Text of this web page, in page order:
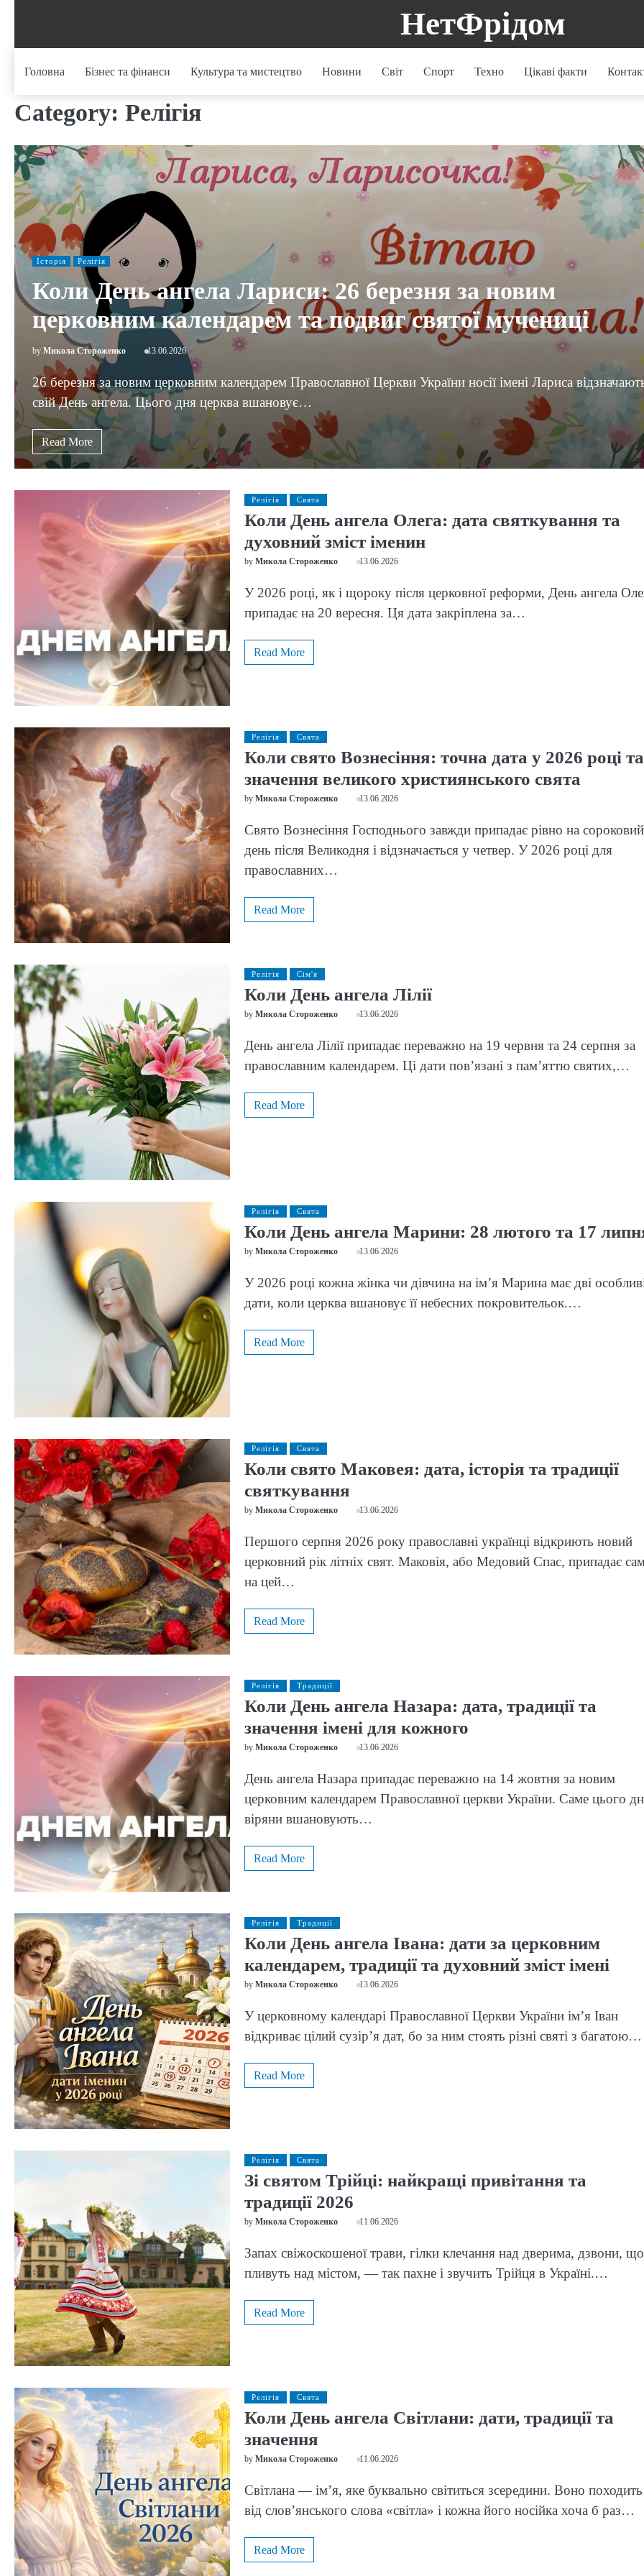
НетФрідом
Головна Бізнес та фінанси Культура та мистецтво Новини Світ Спорт Техно Цікаві факти
Category: Релігія
Історія Релігія
Коли День ангела Лариси: 26 березня за новим
церковним календарем та подвиг святої мучениці
by Микола Стороженко 13.06.2026
26 березня за новим церковним календарем Православної Церкви України носії імені Лариса
свій День ангела. Цього дня церква вшановує…
Read More
Релігія Свята
Коли День ангела Олега: дата святкування та
духовний зміст іменин
by Микола Стороженко 13.06.2026
У 2026 році, як і щороку після церковної реформи, День ангела
припадає на 20 вересня. Ця дата закріплена за…
Read More
Релігія Свята
Коли свято Вознесіння: точна дата у 2026 році та
значення великого християнського свята
by Микола Стороженко 13.06.2026
Свято Вознесіння Господнього завжди припадає рівно на сороковий
день після Великодня і відзначається у четвер. У 2026 році для
православних…
Read More
Релігія Сім'я
Коли День ангела Лілії
by Микола Стороженко 13.06.2026
День ангела Лілії припадає переважно на 19 червня та 24 серпня за
православним календарем. Ці дати пов’язані з пам’яттю святих,…
Read More
Релігія Свята
Коли День ангела Марини: 28 лютого та 17
by Микола Стороженко 13.06.2026
У 2026 році кожна жінка чи дівчина на ім’я Марина має дві
дати, коли церква вшановує її небесних покровительок.…
Read More
Релігія Свята
Коли свято Маковея: дата, історія та традиції
святкування
by Микола Стороженко 13.06.2026
Першого серпня 2026 року православні українці відкриють новий
церковний рік літніх свят. Маковія, або Медовий Спас, припадає
на цей…
Read More
Релігія Традиції
Коли День ангела Назара: дата, традиції та
значення імені для кожного
by Микола Стороженко 13.06.2026
День ангела Назара припадає переважно на 14 жовтня за новим
церковним календарем Православної церкви України. Саме цього
віряни вшановують…
Read More
Релігія Традиції
Коли День ангела Івана: дати за церковним
календарем, традиції та духовний зміст імені
by Микола Стороженко 13.06.2026
У церковному календарі Православної Церкви України ім’я Іван
відкриває цілий сузір’я дат, бо за ним стоять різні святі з багатою…
Read More
Релігія Свята
Зі святом Трійці: найкращі привітання та
традиції 2026
by Микола Стороженко 11.06.2026
Запах свіжоскошеної трави, гілки клечання над дверима, дзвони, що
пливуть над містом, — так пахне і звучить Трійця в Україні.…
Read More
Релігія Свята
Коли День ангела Світлани: дати, традиції та
значення
by Микола Стороженко 11.06.2026
Світлана — ім’я, яке буквально світиться зсередини. Воно походить
від слов’янського слова «світла» і кожна його носійка хоча б раз…
Read More